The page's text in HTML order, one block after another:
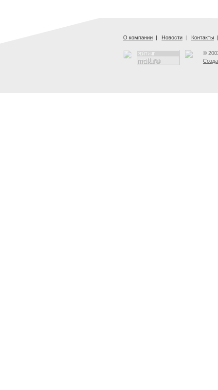
О компании | Новости | Контакты |
©